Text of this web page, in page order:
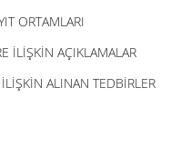
ORTAMLARI
İLİŞKİN AÇIKLAMALAR
ALINAN TEDBİRLER